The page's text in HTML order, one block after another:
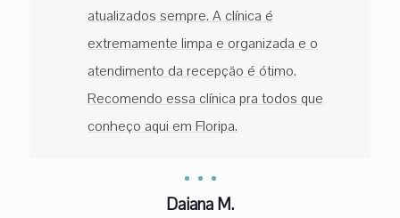
atualizados sempre. A clínica é
extremamente limpa e organizada e o
atendimento da recepção é ótimo.
Recomendo essa clínica pra todos que
conheço aqui em Floripa.
Daiana M.